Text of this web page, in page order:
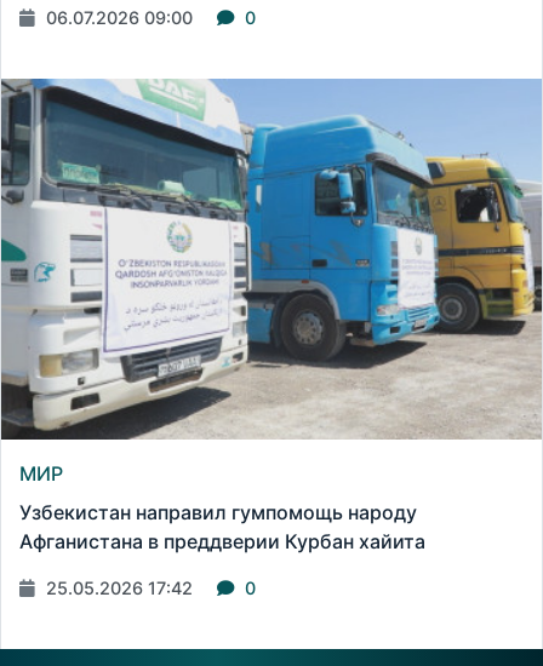
06.07.2026 09:00 0
МИР
Узбекистан направил гумпомощь народу
Афганистана в преддверии Курбан хайита
25.05.2026 17:42 0